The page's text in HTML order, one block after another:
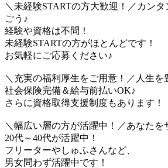
＼未経験STARTの方大歓迎！／カン
ごう♪
経験や資格は不問！
未経験STARTの方がほとんどです！
お気軽にご応募ください♪
＼充実の福利厚生をご用意！／人生
社会保険完備＆給与前払いOK♪
さらに資格取得支援制度もあります！
＼幅広い層の方が活躍中！／あなた
20代～40代が活躍中！
フリーターやしゅふさんなど、
男女問わず活躍中です！